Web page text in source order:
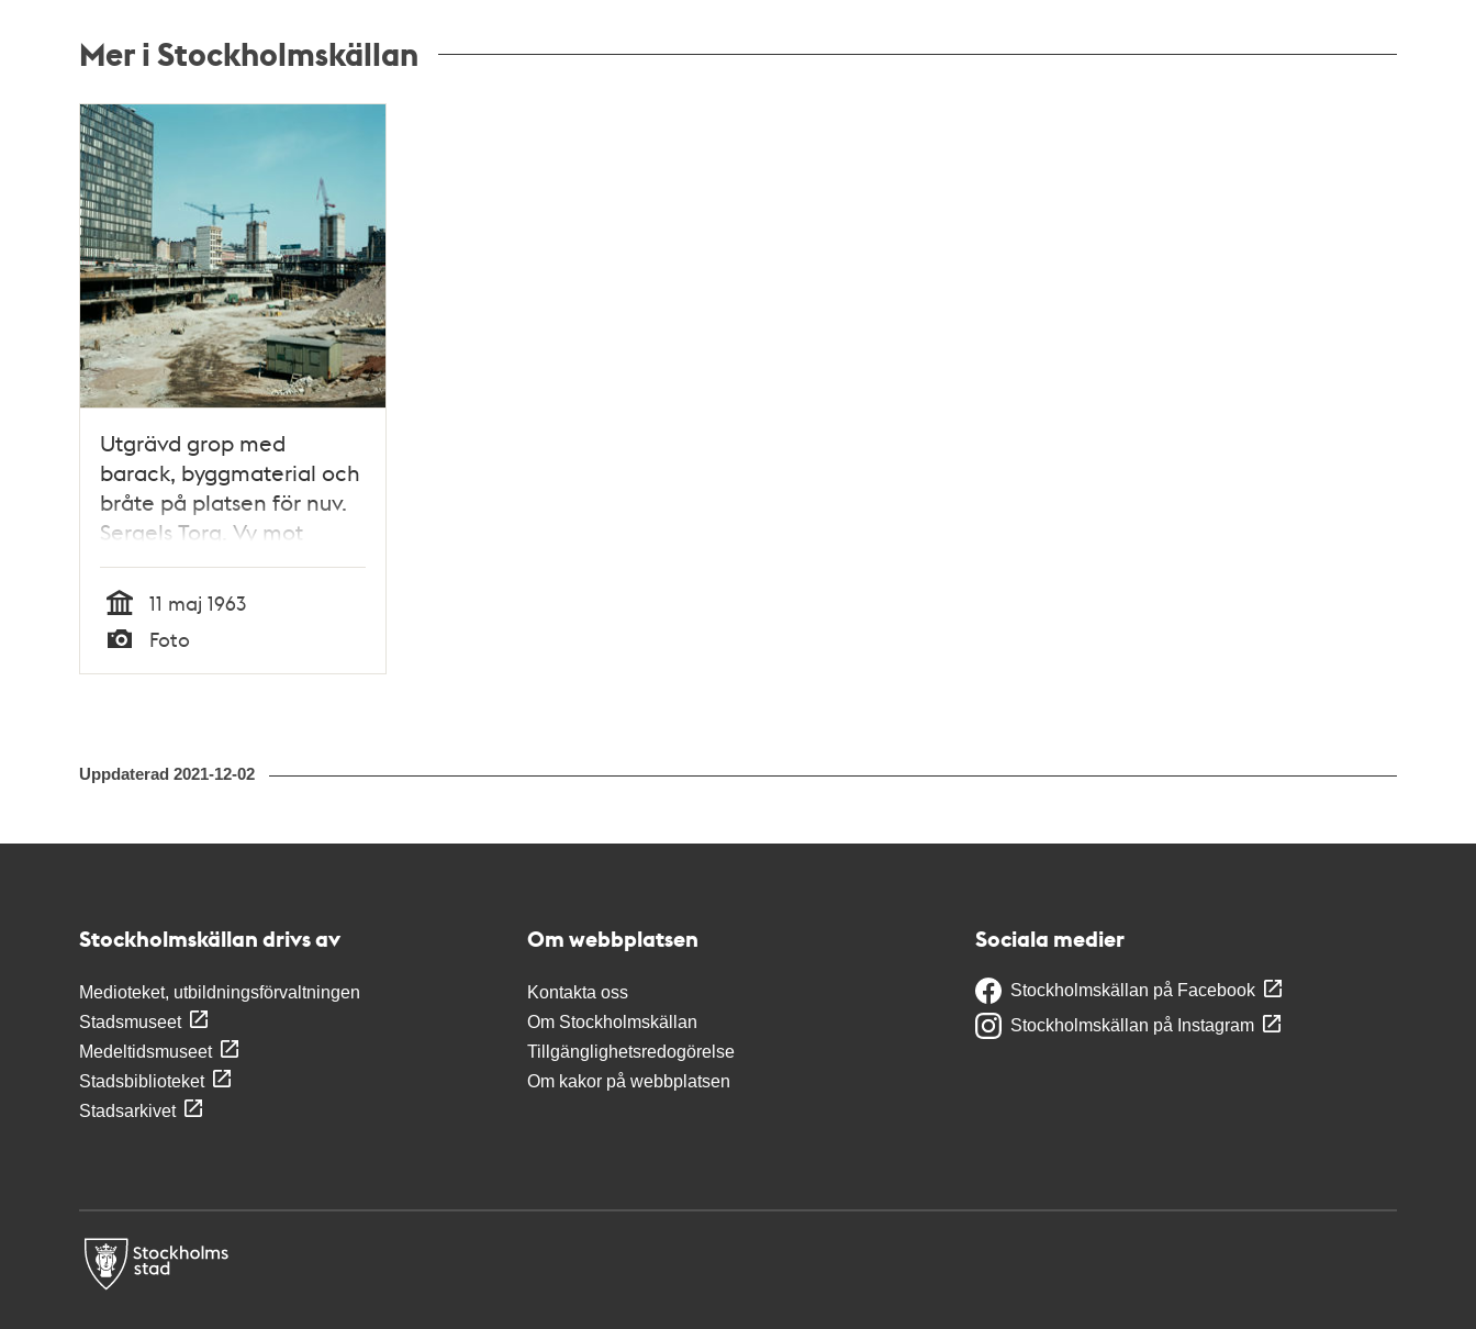
Mer i Stockholmskällan
Relaterade
poster
och
teman
Utgrävd grop med
barack, byggmaterial och
bråte på platsen för nuv.
Sergels Torg. Vy mot
femte Hötorgshuset och
bankbygge i kv. Hästskon
Tid
11 maj 1963
Typ
Foto
Uppdaterad 2021-12-02
Stockholmskällan drivs av
Medioteket, utbildningsförvaltningen
Stadsmuseet
Medeltidsmuseet
Stadsbiblioteket
Stadsarkivet
Om webbplatsen
Kontakta oss
Om Stockholmskällan
Tillgänglighetsredogörelse
Om kakor på webbplatsen
Sociala medier
Stockholmskällan på Facebook
Stockholmskällan på Instagram